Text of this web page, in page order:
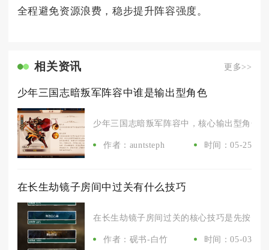
全程避免资源浪费，稳步提升阵容强度。
相关资讯 更多>>
少年三国志暗叛军阵容中谁是输出型角色
少年三国志暗叛军阵容中，核心输出型角色
作者：auntsteph 时间：05-25
在长生劫镜子房间中过关有什么技巧
在长生劫镜子房间过关的核心技巧是先按固
作者：砚书-白竹 时间：05-03